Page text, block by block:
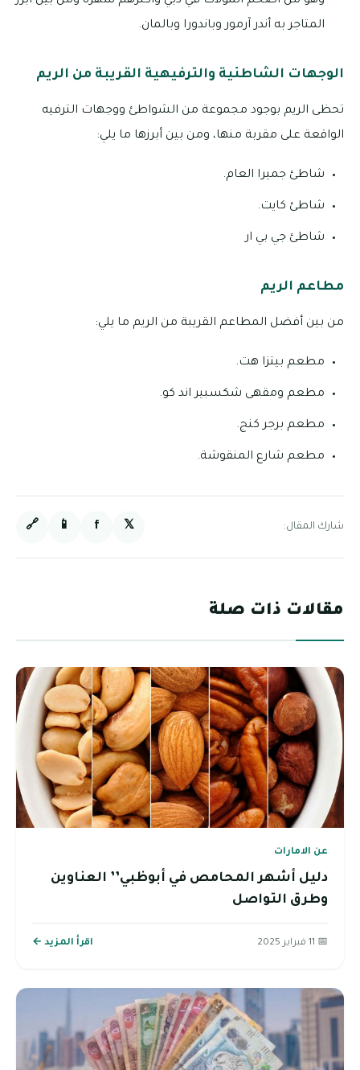
المتاجر به أندر آرمور وباندورا وبالمان.
الوجهات الشاطئية والترفيهية القريبة من الريم
تحظى الريم بوجود مجموعة من الشواطئ ووجهات الترفيه
الواقعة على مقربة منها، ومن بين أبرزها ما يلي:
شاطئ جميرا العام.
شاطئ كايت.
شاطئ جي بي ار
مطاعم الريم
من بين أفضل المطاعم القريبة من الريم ما يلي:
مطعم بيتزا هت.
مطعم ومقهى شكسبير اند كو.
مطعم برجر كنج.
مطعم شارع المنقوشة.
شارك المقال: 𝕏
f
📱
🔗
مقالات ذات صلة
عن الامارات
دليل أشهر المحامص في أبوظبي’’ العناوين
وطرق التواصل
📅 11 فبراير 2025 اقرأ المزيد ←